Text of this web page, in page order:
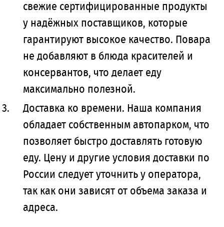
свежие сертифицированные продукты
у надёжных поставщиков, которые
гарантируют высокое качество. Повара
не добавляют в блюда красителей и
консервантов, что делает еду
максимально полезной.
Доставка ко времени. Наша компания
обладает собственным автопарком, что
позволяет быстро доставлять готовую
еду. Цену и другие условия доставки по
России следует уточнить у оператора,
так как они зависят от объема заказа и
адреса.